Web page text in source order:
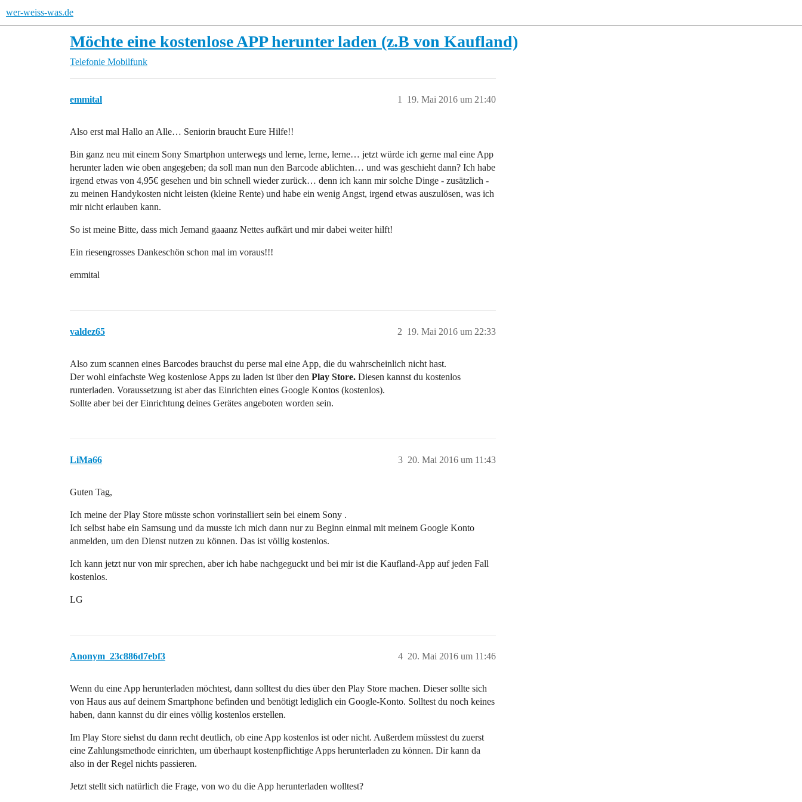
wer-weiss-was.de
Möchte eine kostenlose APP herunter laden (z.B von Kaufland)
Telefonie Mobilfunk
emmital 19. Mai 2016 um 21:40
1
Also erst mal Hallo an Alle… Seniorin braucht Eure Hilfe!!
Bin ganz neu mit einem Sony Smartphon unterwegs und lerne, lerne, lerne… jetzt würde ich gerne mal eine App
herunter laden wie oben angegeben; da soll man nun den Barcode ablichten… und was geschieht dann? Ich habe
irgend etwas von 4,95€ gesehen und bin schnell wieder zurück… denn ich kann mir solche Dinge - zusätzlich -
zu meinen Handykosten nicht leisten (kleine Rente) und habe ein wenig Angst, irgend etwas auszulösen, was ich
mir nicht erlauben kann.
So ist meine Bitte, dass mich Jemand gaaanz Nettes aufkärt und mir dabei weiter hilft!
Ein riesengrosses Dankeschön schon mal im voraus!!!
emmital
valdez65 19. Mai 2016 um 22:33
2
Also zum scannen eines Barcodes brauchst du perse mal eine App, die du wahrscheinlich nicht hast.
Der wohl einfachste Weg kostenlose Apps zu laden ist über den Play Store. Diesen kannst du kostenlos
runterladen. Voraussetzung ist aber das Einrichten eines Google Kontos (kostenlos).
Sollte aber bei der Einrichtung deines Gerätes angeboten worden sein.
LiMa66 20. Mai 2016 um 11:43
3
Guten Tag,
Ich meine der Play Store müsste schon vorinstalliert sein bei einem Sony .
Ich selbst habe ein Samsung und da musste ich mich dann nur zu Beginn einmal mit meinem Google Konto
anmelden, um den Dienst nutzen zu können. Das ist völlig kostenlos.
Ich kann jetzt nur von mir sprechen, aber ich habe nachgeguckt und bei mir ist die Kaufland-App auf jeden Fall
kostenlos.
LG
Anonym_23c886d7ebf3 20. Mai 2016 um 11:46
4
Wenn du eine App herunterladen möchtest, dann solltest du dies über den Play Store machen. Dieser sollte sich
von Haus aus auf deinem Smartphone befinden und benötigt lediglich ein Google-Konto. Solltest du noch keines
haben, dann kannst du dir eines völlig kostenlos erstellen.
Im Play Store siehst du dann recht deutlich, ob eine App kostenlos ist oder nicht. Außerdem müsstest du zuerst
eine Zahlungsmethode einrichten, um überhaupt kostenpflichtige Apps herunterladen zu können. Dir kann da
also in der Regel nichts passieren.
Jetzt stellt sich natürlich die Frage, von wo du die App herunterladen wolltest?